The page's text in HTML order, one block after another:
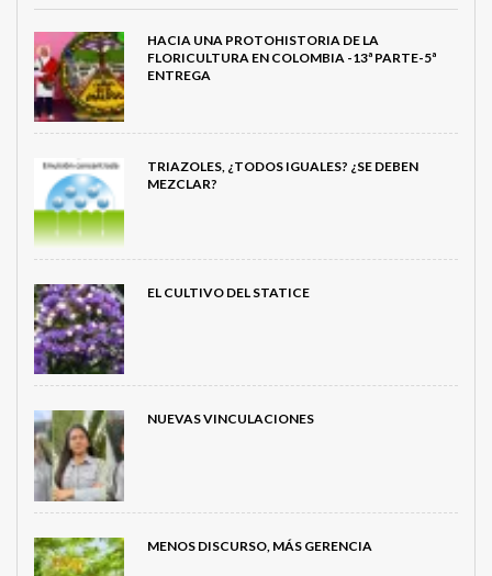
HACIA UNA PROTOHISTORIA DE LA
FLORICULTURA EN COLOMBIA -13ª PARTE-5ª
ENTREGA
TRIAZOLES, ¿TODOS IGUALES? ¿SE DEBEN
MEZCLAR?
EL CULTIVO DEL STATICE
NUEVAS VINCULACIONES
MENOS DISCURSO, MÁS GERENCIA